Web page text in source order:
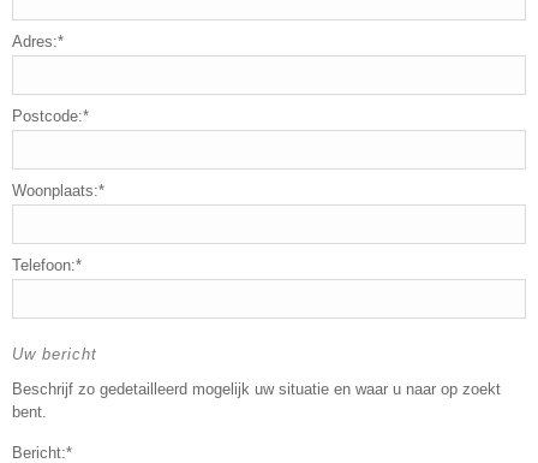
Adres:*
Postcode:*
Woonplaats:*
Telefoon:*
Uw bericht
Beschrijf zo gedetailleerd mogelijk uw situatie en waar u naar op zoekt
bent.
Bericht:*